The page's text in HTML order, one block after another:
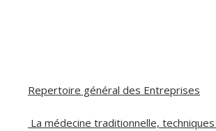
Repertoire général des Entreprises
La médecine traditionnelle,